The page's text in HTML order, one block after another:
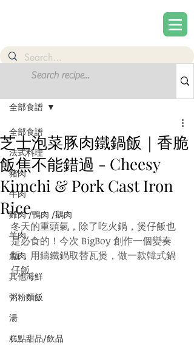
註冊
全部食譜
法式料理
豬肉
牛肉
雞肉 /鴨肉 /鵝肉
羊肉
魚肉
其他海鮮
粥粉麵飯
湯
糕點甜品/飲品
全部食譜
芝士泡菜豚肉鐵鍋飯｜香脆
飯焦不能錯過 - Cheesy
Kimchi & Pork Cast Iron
Rice
冬天的重頭氣，除了吃火鍋，煲仔飯也
是必食的！今次 BigBoy 創作一個變奏
版，用鑄鐵鍋取替瓦煲，做一款韓式鍋
仔飯。